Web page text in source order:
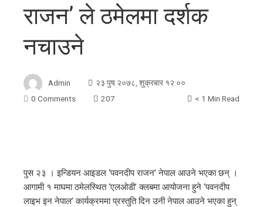
राजन’ ले ठमेलमा दर्शक
नचाउने
Admin
२३ पुष २०७८, शुक्रबार १२:००
0 Comments
207 < 1 Min Read
पुस २३ । इन्डियन आइडल ‘पवनदीप राजन’ नेपाल आउने भएका छन् ।
आगामी १ माघमा ठमेलस्थित ‘एलओडी’ क्लबमा आयोजना हुने ‘पवनदीप
लाइभ इन नेपाल’ कार्यक्रममा प्रस्तुति दिन उनी नेपाल आउने भएका हुन्